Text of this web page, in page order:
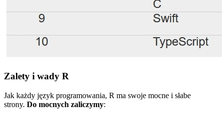
Zalety i wady R
Jak każdy język programowania, R ma swoje mocne i słabe
strony. Do mocnych zaliczymy: